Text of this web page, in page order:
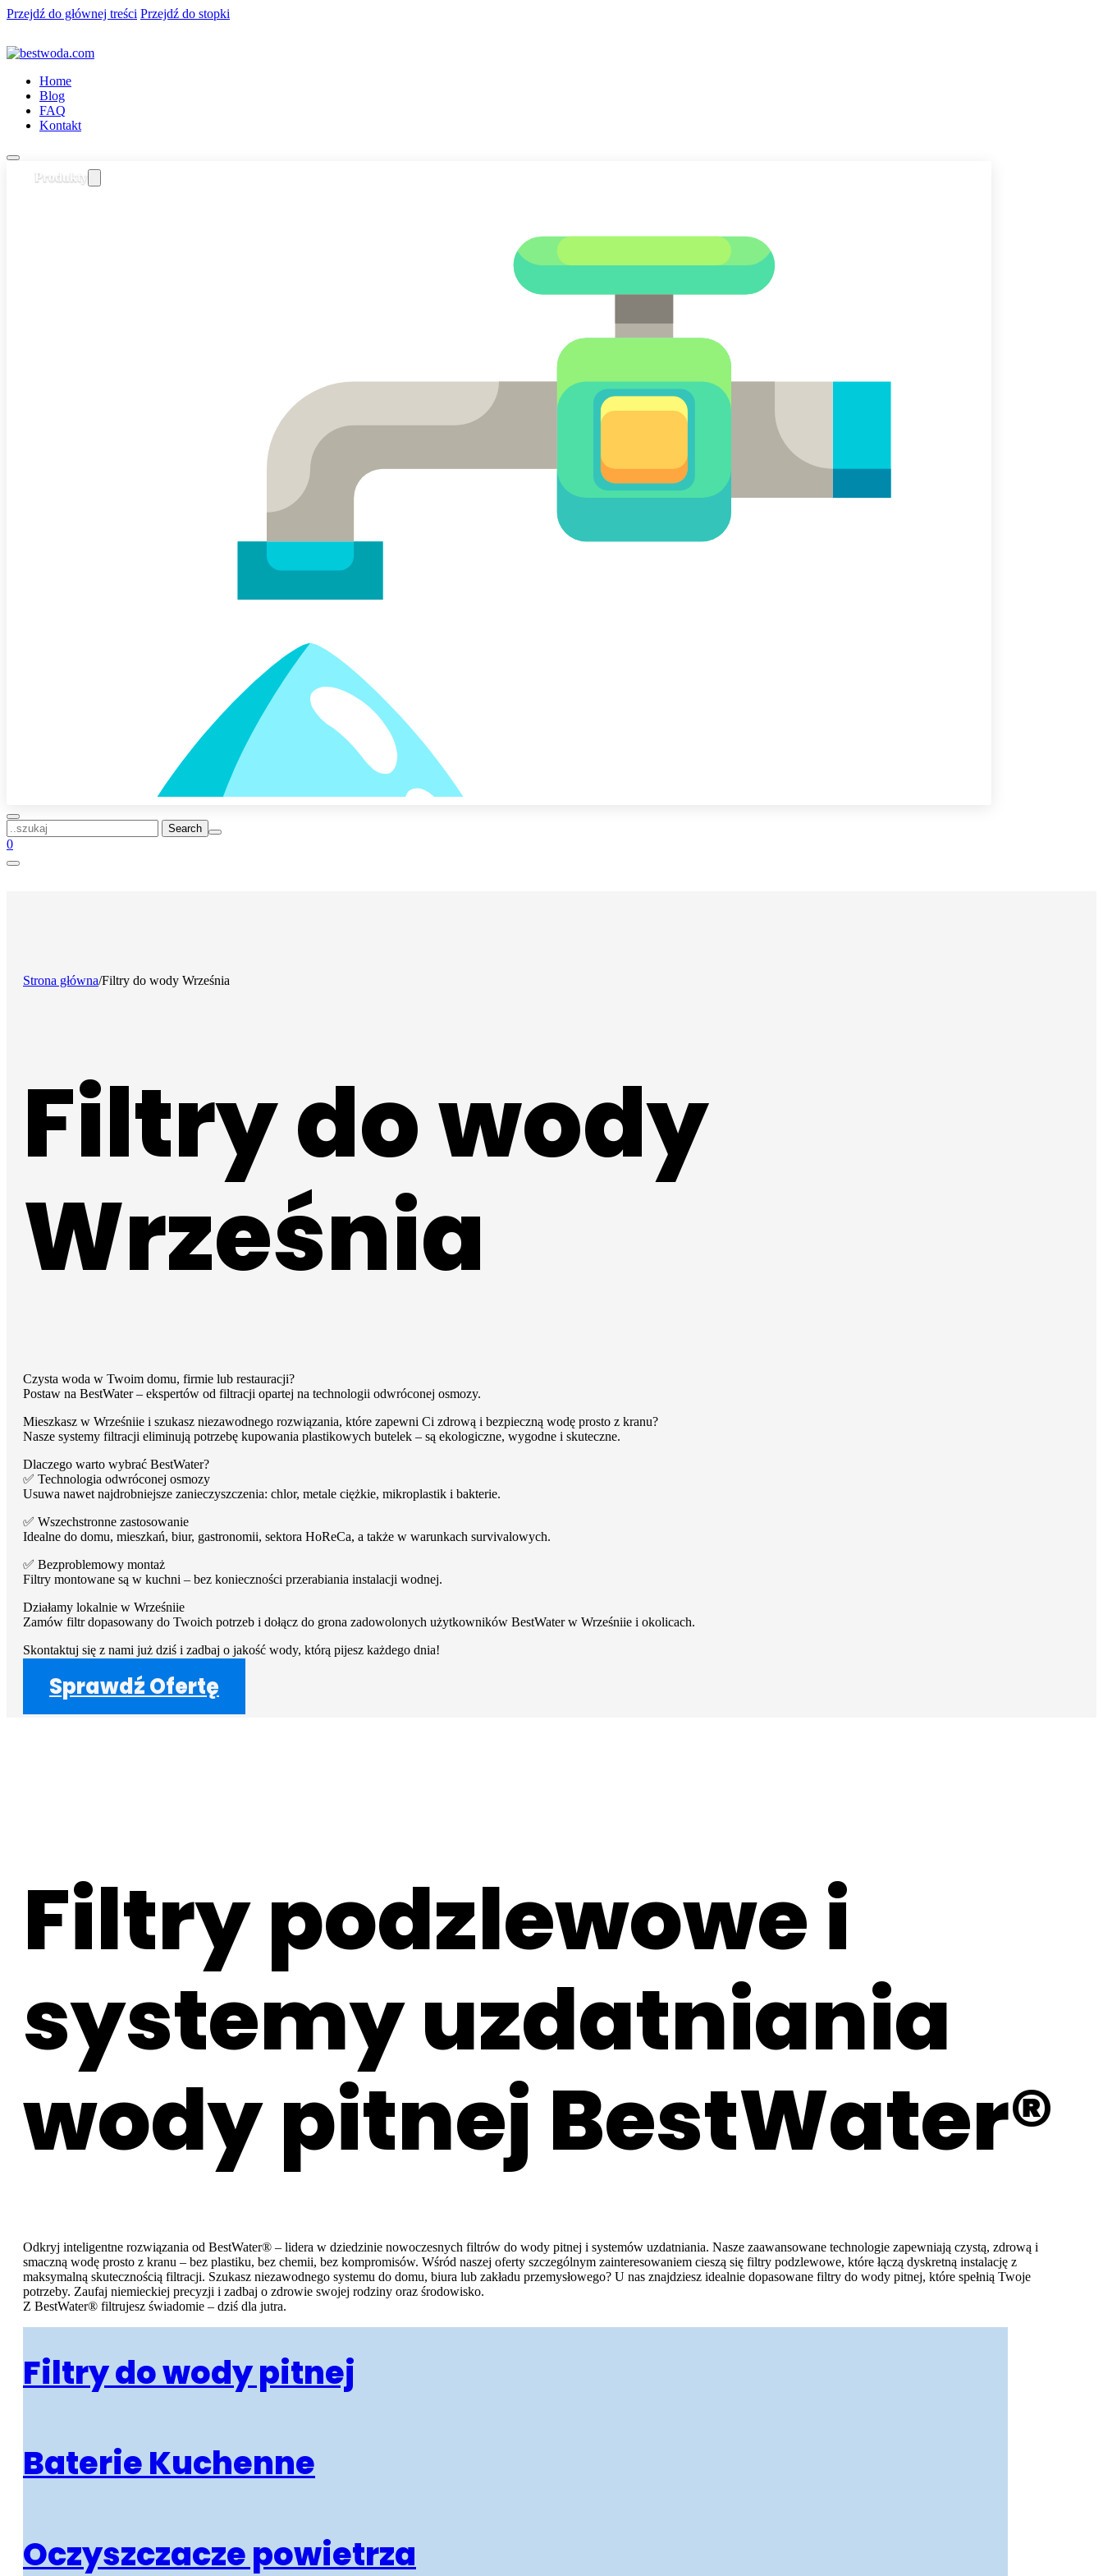
Przejdź do głównej treści Przejdź do stopki
Home
Blog
FAQ
Kontakt
Produkty
Filtry do wody z osmozy
Filtry podzlewowe BestWater Jungbrunnen – seria premium
Filtry do wody dla gastronomii i HoReCa
Akcesoria do wody
Akcesoria kuchenne
Narzedzia do wody
Elementy montazowe
..szukaj
0
Strona główna/Filtry do wody Września
Filtry do wody
Września
Czysta woda w Twoim domu, firmie lub restauracji?
Postaw na BestWater – ekspertów od filtracji opartej na technologii odwróconej osmozy.
Mieszkasz w Wrześniie i szukasz niezawodnego rozwiązania, które zapewni Ci zdrową i bezpieczną wodę prosto z kranu?
Nasze systemy filtracji eliminują potrzebę kupowania plastikowych butelek – są ekologiczne, wygodne i skuteczne.
Dlaczego warto wybrać BestWater?
✅ Technologia odwróconej osmozy
Usuwa nawet najdrobniejsze zanieczyszczenia: chlor, metale ciężkie, mikroplastik i bakterie.
✅ Wszechstronne zastosowanie
Idealne do domu, mieszkań, biur, gastronomii, sektora HoReCa, a także w warunkach survivalowych.
✅ Bezproblemowy montaż
Filtry montowane są w kuchni – bez konieczności przerabiania instalacji wodnej.
Działamy lokalnie w Wrześniie
Zamów filtr dopasowany do Twoich potrzeb i dołącz do grona zadowolonych użytkowników BestWater w Wrześniie i okolicach.
Skontaktuj się z nami już dziś i zadbaj o jakość wody, którą pijesz każdego dnia!
Sprawdź Ofertę
Filtry podzlewowe i
systemy uzdatniania
wody pitnej BestWater®
Odkryj inteligentne rozwiązania od BestWater® – lidera w dziedzinie nowoczesnych filtrów do wody pitnej i systemów uzdatniania. Nasze zaawansowane technologie zapewniają czystą, zdrową i
smaczną wodę prosto z kranu – bez plastiku, bez chemii, bez kompromisów. Wśród naszej oferty szczególnym zainteresowaniem cieszą się filtry podzlewowe, które łączą dyskretną instalację z
maksymalną skutecznością filtracji. Szukasz niezawodnego systemu do domu, biura lub zakładu przemysłowego? U nas znajdziesz idealnie dopasowane filtry do wody pitnej, które spełnią Twoje
potrzeby. Zaufaj niemieckiej precyzji i zadbaj o zdrowie swojej rodziny oraz środowisko.
Z BestWater® filtrujesz świadomie – dziś dla jutra.
Filtry do wody pitnej
Baterie Kuchenne
Oczyszczacze powietrza